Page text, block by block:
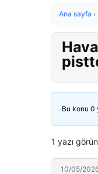
Ana sayfa ›
Bu konu 0
1 yazı
10/05/